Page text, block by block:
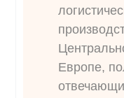
Европе,